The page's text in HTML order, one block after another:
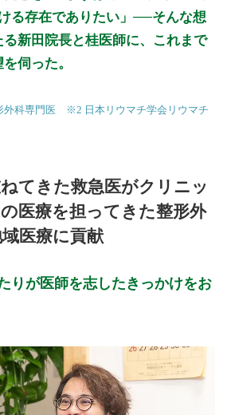
公式HPはこちら
る存在でありたい」──そんな想
新田院長と桂医師に、これまで
伺った。
外科専門医 ※2 日本リウマチ学会リウマチ
てきた救急医がクリニッ
医療を担ってきた整形外
医療に貢献
りが医師を志したきっかけをお